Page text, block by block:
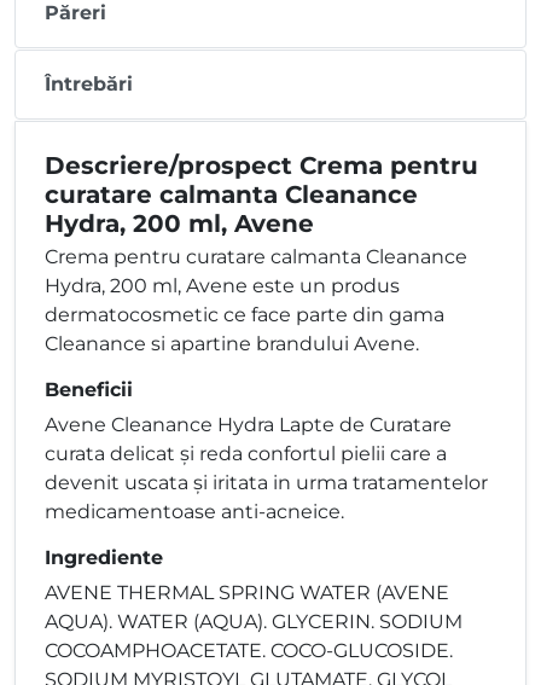
Păreri
Întrebări
Descriere/prospect Crema pentru
curatare calmanta Cleanance
Hydra, 200 ml, Avene
Crema pentru curatare calmanta Cleanance
Hydra, 200 ml, Avene este un produs
dermatocosmetic ce face parte din gama
Cleanance si apartine brandului Avene.
Beneficii
Avene Cleanance Hydra Lapte de Curatare
curata delicat și reda confortul pielii care a
devenit uscata și iritata in urma tratamentelor
medicamentoase anti-acneice.
Ingrediente
AVENE THERMAL SPRING WATER (AVENE
AQUA). WATER (AQUA). GLYCERIN. SODIUM
COCOAMPHOACETATE. COCO-GLUCOSIDE.
SODIUM MYRISTOYL GLUTAMATE. GLYCOL